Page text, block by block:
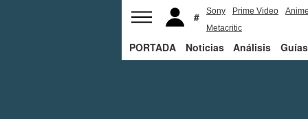
Sony Prime Video
Metacritic
PORTADA Noticias Análisis Guías